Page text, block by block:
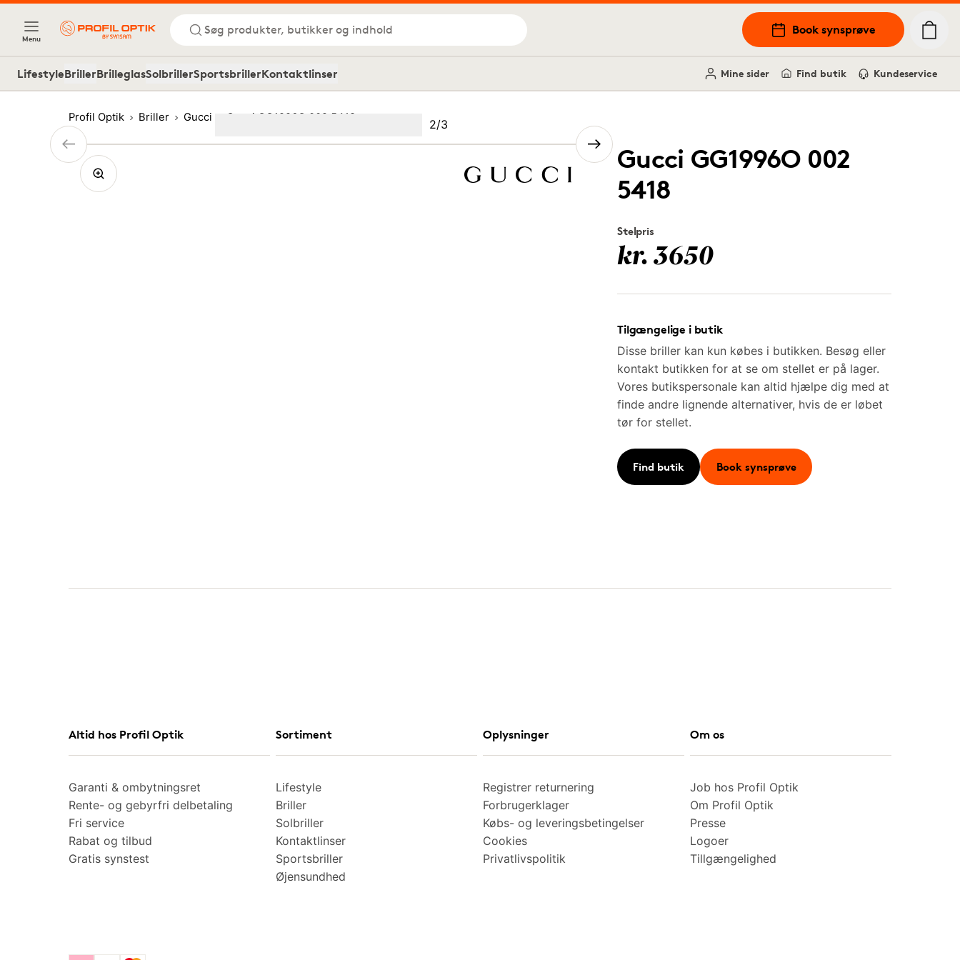
Menu
Søg produkter, butikker og indhold Book synsprøve
LifestyleBrillerBrilleglasSolbrillerSportsbrillerKontaktlinser Mine sider Find butik Kundeservice
Profil Optik Briller Gucci Gucci GG1996O 002 5418
Gucci GG1996O 002
5418
Stelpris
kr. 3650
Tilgængelige i butik
Disse briller kan kun købes i butikken. Besøg eller
kontakt butikken for at se om stellet er på lager.
Vores butikspersonale kan altid hjælpe dig med at
finde andre lignende alternativer, hvis de er løbet
tør for stellet.
Find butik Book synsprøve
Billede
2/3
3
Altid hos Profil Optik
Garanti & ombytningsret
Rente- og gebyrfri delbetaling
Fri service
Rabat og tilbud
Gratis synstest
Sortiment
Lifestyle
Briller
Solbriller
Kontaktlinser
Sportsbriller
Øjensundhed
Oplysninger
Registrer returnering
Forbrugerklager
Købs- og leveringsbetingelser
Cookies
Privatlivspolitik
Om os
Job hos Profil Optik
Om Profil Optik
Presse
Logoer
Tillgængelighed